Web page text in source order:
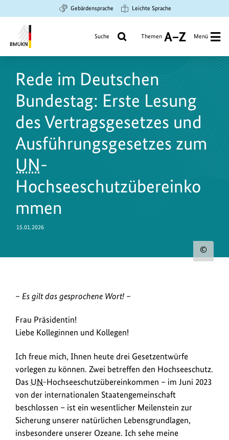
Hauptinhalt
springen
Suche
springen
Hauptnavigation
springen
Gebärdensprache Leichte Sprache
Umwelt,
Naturschutz
nukleare
Sicherheit
Suche Themen
A
Z
Menü
Rede im Deutschen
Bundestag: Erste Lesung
des Vertragsgesetzes und
Ausführungsgesetzes zum
UN-
Hochseeschutzübereinko
mmen
15.01.2026
Carsten
hat
das
Hochseeschutzübereinkommen
im
Bundestag
vorgelegt.
Das
Übereinkommen
ist
– Es gilt das gesprochene Wort! –
Frau Präsidentin!
Liebe Kolleginnen und Kollegen!
Ich freue mich, Ihnen heute drei Gesetzentwürfe
vorlegen zu können. Zwei betreffen den Hochseeschutz.
Das UN-Hochseeschutzübereinkommen – im Juni 2023
von der internationalen Staatengemeinschaft
beschlossen – ist ein wesentlicher Meilenstein zur
Sicherung unserer natürlichen Lebensgrundlagen,
insbesondere unserer Ozeane. Ich sehe meine